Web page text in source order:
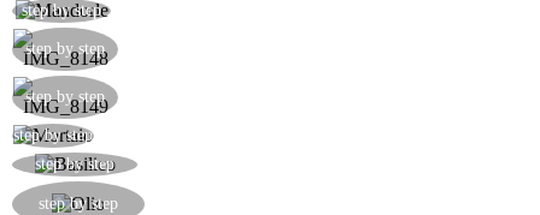
step by step
step by step
step by step
step by step
step by step
step by step